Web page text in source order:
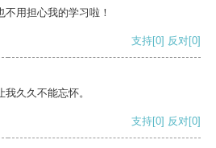
用担心我的学习啦！
支持[0] 反对[0]
久久不能忘怀。
支持[0] 反对[0]